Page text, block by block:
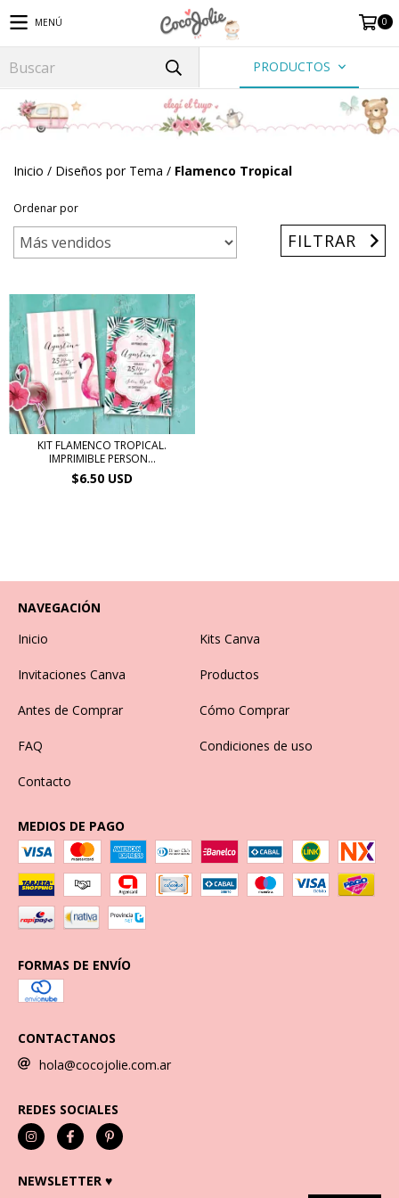
MENÚ 0
PRODUCTOS
Inicio / Diseños por Tema / Flamenco Tropical
Ordenar por
FILTRAR
KIT FLAMENCO TROPICAL.
IMPRIMIBLE PERSON...
$6.50 USD
NAVEGACIÓN
Inicio
Kits Canva
Invitaciones Canva Productos
Antes de Comprar Cómo Comprar
FAQ Condiciones de uso
Contacto
MEDIOS DE PAGO
FORMAS DE ENVÍO
CONTACTANOS
hola@cocojolie.com.ar
REDES SOCIALES
NEWSLETTER ♥